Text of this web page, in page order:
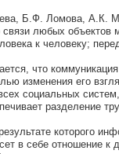
Б.Ф. Ломова, А.К.
любых объектов
к человеку;
что
изменения его
социальных
разделение
которого
в себе отношение к